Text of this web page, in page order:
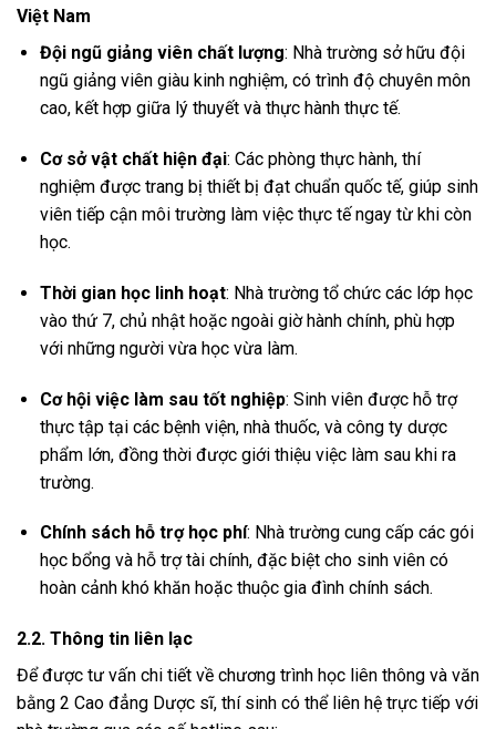
Việt Nam
Đội ngũ giảng viên chất lượng: Nhà trường sở hữu đội
ngũ giảng viên giàu kinh nghiệm, có trình độ chuyên môn
cao, kết hợp giữa lý thuyết và thực hành thực tế.
Cơ sở vật chất hiện đại: Các phòng thực hành, thí
nghiệm được trang bị thiết bị đạt chuẩn quốc tế, giúp sinh
viên tiếp cận môi trường làm việc thực tế ngay từ khi còn
học.
Thời gian học linh hoạt: Nhà trường tổ chức các lớp học
vào thứ 7, chủ nhật hoặc ngoài giờ hành chính, phù hợp
với những người vừa học vừa làm.
Cơ hội việc làm sau tốt nghiệp: Sinh viên được hỗ trợ
thực tập tại các bệnh viện, nhà thuốc, và công ty dược
phẩm lớn, đồng thời được giới thiệu việc làm sau khi ra
trường.
Chính sách hỗ trợ học phí: Nhà trường cung cấp các gói
học bổng và hỗ trợ tài chính, đặc biệt cho sinh viên có
hoàn cảnh khó khăn hoặc thuộc gia đình chính sách.
2.2. Thông tin liên lạc
Để được tư vấn chi tiết về chương trình học liên thông và văn
bằng 2 Cao đẳng Dược sĩ, thí sinh có thể liên hệ trực tiếp với